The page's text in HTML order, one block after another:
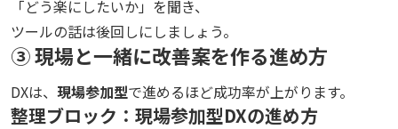
「どう楽にしたいか」を聞き、
ツールの話は後回しにしましょう。
③ 現場と一緒に改善案を作る進め方
DXは、 現場参加型で進めるほど成功率が上がります。
整理ブロック：現場参加型DXの進め方